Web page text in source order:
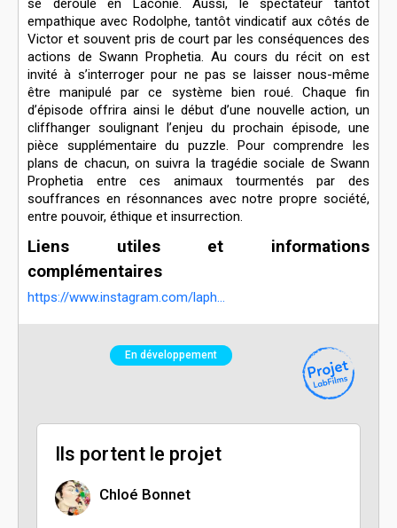
se déroule en Laconie. Aussi, le spectateur tantôt
empathique avec Rodolphe, tantôt vindicatif aux côtés de
Victor et souvent pris de court par les conséquences des
actions de Swann Prophetia. Au cours du récit on est
invité à s’interroger pour ne pas se laisser nous-même
être manipulé par ce système bien roué. Chaque fin
d’épisode offrira ainsi le début d’une nouvelle action, un
cliffhanger soulignant l’enjeu du prochain épisode, une
pièce supplémentaire du puzzle. Pour comprendre les
plans de chacun, on suivra la tragédie sociale de Swann
Prophetia entre ces animaux tourmentés par des
souffrances en résonnances avec notre propre société,
entre pouvoir, éthique et insurrection.
Liens utiles et informations
complémentaires
https://www.instagram.com/laph...
En développement
Ils portent le projet
Chloé Bonnet